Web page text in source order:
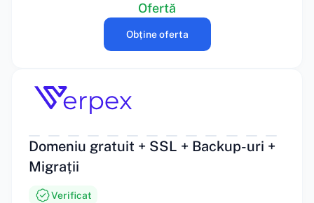
Ofertă
Obține oferta
Domeniu gratuit + SSL + Backup-uri +
Migrații
Verificat